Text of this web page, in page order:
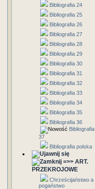
Bibliografia 24
Bibliografia 25
Bibliografia 26
Bibliografia 27
Bibliografia 28
Bibliografia 29
Bibliografia 30
Bibliografia 31
Bibliografia 32
Bibliografia 33
Bibliografia 34
Bibliografia 35
Bibliografia 36
Bibliografia
37
Bibliografia polska
=>> ART.
PRZEKROJOWE
Chrześcijaństwo a
pogaństwo